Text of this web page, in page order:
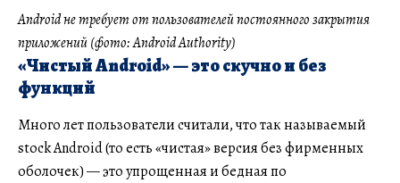
Android не требует от пользователей постоянного закрытия
приложений (фото: Android Authority)
«Чистый Android» — это скучно и без
функций
Много лет пользователи считали, что так называемый
stock Android (то есть «чистая» версия без фирменных
оболочек) — это упрощенная и бедная по